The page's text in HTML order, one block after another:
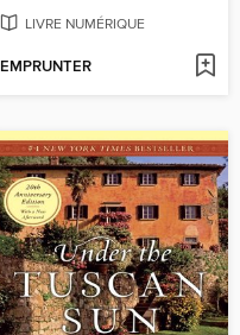
LIVRE NUMÉRIQUE
EMPRUNTER